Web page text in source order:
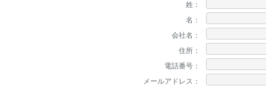
姓：
名：
会社名：
住所：
電話番号：
メールアドレス：